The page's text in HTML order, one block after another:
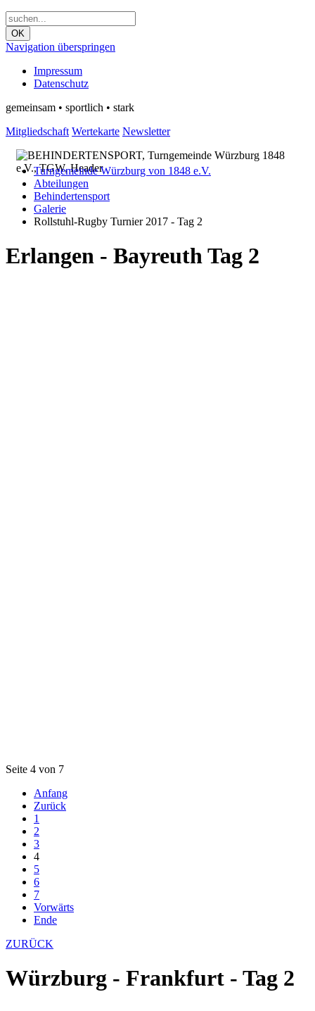
OK
Navigation überspringen
Impressum
Datenschutz
gemeinsam • sportlich • stark
Mitgliedschaft Wertekarte Newsletter
Turngemeinde Würzburg von 1848 e.V.
Abteilungen
Behindertensport
Galerie
Rollstuhl-Rugby Turnier 2017 - Tag 2
Erlangen - Bayreuth Tag 2
Seite 4 von 7
Anfang
Zurück
1
2
3
4
5
6
7
Vorwärts
Ende
ZURÜCK
Würzburg - Frankfurt - Tag 2